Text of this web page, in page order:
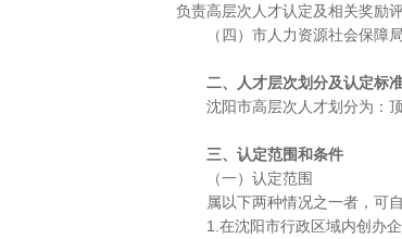
负责高层次人才认定及相关奖励评
（四）市人力资源社会保障局
二、人才层次划分及认定标
沈阳市高层次人才划分为：顶
三、认定范围和条件
（一）认定范围
属以下两种情况之一者，可自
1.在沈阳市行政区域内创办企